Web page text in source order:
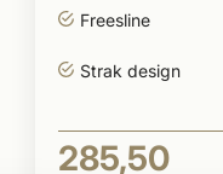
Freesline
Strak design
285,50